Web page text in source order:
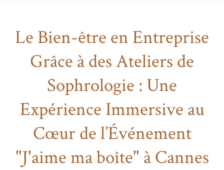
Le Bien-être en Entreprise
Grâce à des Ateliers de
Sophrologie : Une
Expérience Immersive au
Cœur de l’Événement
"J'aime ma boîte" à Cannes